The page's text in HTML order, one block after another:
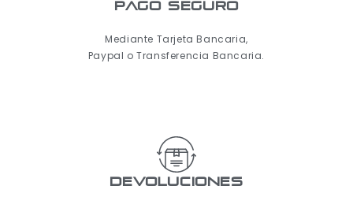
pago seguro
Mediante Tarjeta Bancaria,
Paypal o Transferencia Bancaria.
Devoluciones